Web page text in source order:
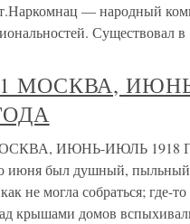
— народный
Существовал в
1 МОСКВА,
ИЮНЬ-ИЮЛЬ 1918
июня был душный,
не могла собраться; где-
крышами домов